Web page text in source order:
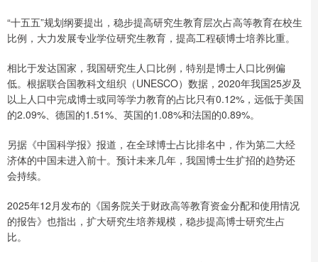
“十五五”规划纲要提出，稳步提高研究生教育层次占高等教育在校生
比例，大力发展专业学位研究生教育，提高工程硕博士培养比重。
相比于发达国家，我国研究生人口比例，特别是博士人口比例偏
低。根据联合国教科文组织（UNESCO）数据，2020年我国25岁及
以上人口中完成博士或同等学力教育的占比只有0.12%，远低于美国
的2.09%、德国的1.51%、英国的1.08%和法国的0.89%。
另据《中国科学报》报道，在全球博士占比排名中，作为第二大经
济体的中国未进入前十。预计未来几年，我国博士生扩招的趋势还
会持续。
2025年12月发布的《国务院关于财政高等教育资金分配和使用情况
的报告》也指出，扩大研究生培养规模，稳步提高博士研究生占
比。